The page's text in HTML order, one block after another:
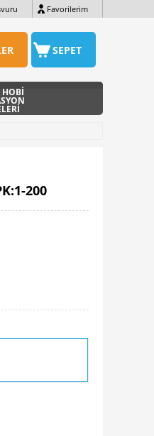
Favorilerim
SEPET
HOBİ
200